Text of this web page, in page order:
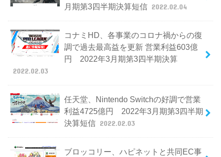
月期第3四半期決算短信 2022.02.04
コナミHD、各事業のコロナ禍からの復
調で過去最高益を更新 営業利益603億
円 2022年3月期第3四半期決算
2022.02.03
任天堂、Nintendo Switchの好調で営業
利益4725億円 2022年3月期第3四半期
決算短信 2022.02.03
ブロッコリー、ハピネットと共同EC事